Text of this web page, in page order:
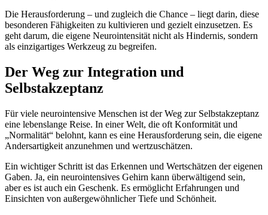
Die Herausforderung – und zugleich die Chance – liegt darin, diese
besonderen Fähigkeiten zu kultivieren und gezielt einzusetzen. Es
geht darum, die eigene Neurointensität nicht als Hindernis, sondern
als einzigartiges Werkzeug zu begreifen.
Der Weg zur Integration und
Selbstakzeptanz
Für viele neurointensive Menschen ist der Weg zur Selbstakzeptanz
eine lebenslange Reise. In einer Welt, die oft Konformität und
„Normalität“ belohnt, kann es eine Herausforderung sein, die eigene
Andersartigkeit anzunehmen und wertzuschätzen.
Ein wichtiger Schritt ist das Erkennen und Wertschätzen der eigenen
Gaben. Ja, ein neurointensives Gehirn kann überwältigend sein,
aber es ist auch ein Geschenk. Es ermöglicht Erfahrungen und
Einsichten von außergewöhnlicher Tiefe und Schönheit.